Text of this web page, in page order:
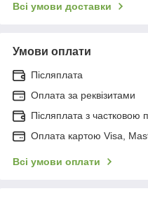
Всі умови доставки
Умови оплати
Післяплата
Оплата за реквізитами
Післяплата з частковою
Оплата картою Visa,
Всі умови оплати